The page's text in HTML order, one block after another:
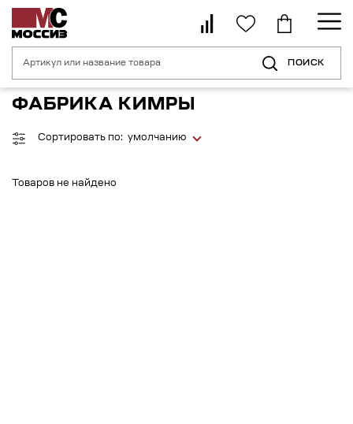
ПОИСК
Главная страница Фабрика Кимры
ФАБРИКА КИМРЫ
Сортировать по: умолчанию
Товаров не найдено